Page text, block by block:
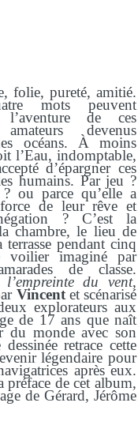
folie, pureté, amitié.
mots peuvent
l’aventure de ces
devenus
océans. À moins
l’Eau, indomptable,
d’épargner ces
humains. Par jeu ?
ou parce qu’elle a
de leur rêve et
? C’est la
chambre, le lieu de
terrasse pendant cinq
imaginé par
de classe.
l’empreinte du vent,
Vincent et scénarisé
explorateurs aux
de 17 ans que naît
du monde avec son
retrace cette
légendaire pour
après eux.
préface de cet album,
de Gérard, Jérôme